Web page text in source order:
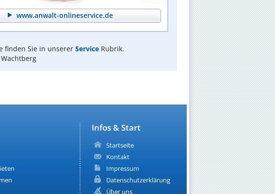
www.anwalt-onlineservice.de
finden Sie in unserer ServiceRubrik.
Infos & Start
Startseite
Kontakt
Impressum
Datenschutzerklärung
Über uns